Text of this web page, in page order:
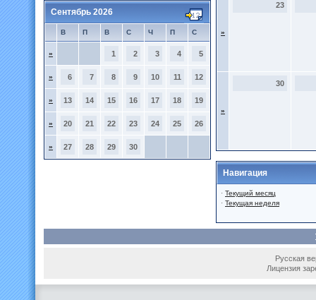
Сентябрь 2026
В П В С Ч П С
» 1 2 3 4 5
» 6 7 8 9 10 11 12
» 13 14 15 16 17 18 19
» 20 21 22 23 24 25 26
» 27 28 29 30
»
23
»
30
Навигация
· Текущий месяц
· Текущая неделя
Русская
Лицензия